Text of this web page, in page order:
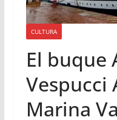
CULTURA
El buque
Vespucci
Marina